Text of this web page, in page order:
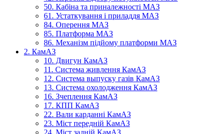
50. Кабіна та приналежності МАЗ
61. Устаткування і приладдя МАЗ
84. Оперення МАЗ
85. Платформа МАЗ
86. Механізм підйому платформи МАЗ
2. КамАЗ
10. Двигун КамАЗ
11. Система живлення КамАЗ
12. Система выпуску газів КамАЗ
13. Система охолодження КамАЗ
16. Зчеплення КамАЗ
17. КПП КамАЗ
22. Вали карданні КамАЗ
23. Міст передній КамАЗ
24. Міст задній КамАЗ